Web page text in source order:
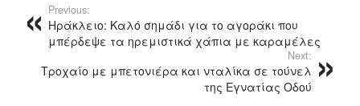
Previous:
Ηράκλειο: Καλό σημάδι για το αγοράκι που
μπέρδεψε τα ηρεμιστικά χάπια με καραμέλες
Next:
Τροχαίο με μπετονιέρα και νταλίκα σε τούνελ
της Εγνατίας Οδού
Ρ
Α
Μ
Π
Ρ